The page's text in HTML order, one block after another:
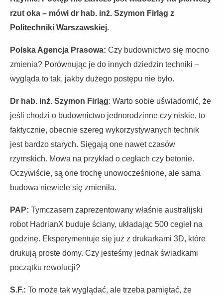
rzut oka – mówi dr hab. inż. Szymon Firląg z
Politechniki Warszawskiej.
Polska Agencja Prasowa: Czy budownictwo się mocno
zmienia? Porównując je do innych dziedzin techniki –
wygląda to tak, jakby dużego postępu nie było.
Dr hab. inż. Szymon Firląg: Warto sobie uświadomić, że
jeśli chodzi o budownictwo jednorodzinne czy niskie, to
faktycznie, obecnie szereg wykorzystywanych technik
jest bardzo starych. Sięgają one nawet czasów
rzymskich. Mowa na przykład o cegłach czy betonie.
Oczywiście, są one trochę unowocześnione, ale sama
budowa niewiele się zmieniła.
PAP: Tymczasem zaprezentowany właśnie australijski
robot HadrianX buduje ściany, układając 500 cegieł na
godzinę. Eksperymentuje się już z drukarkami 3D, które
drukują proste domy. Czy jesteśmy jednak świadkami
początku rewolucji?
S.F.: To może tak wyglądać, ale trzeba pamiętać, że